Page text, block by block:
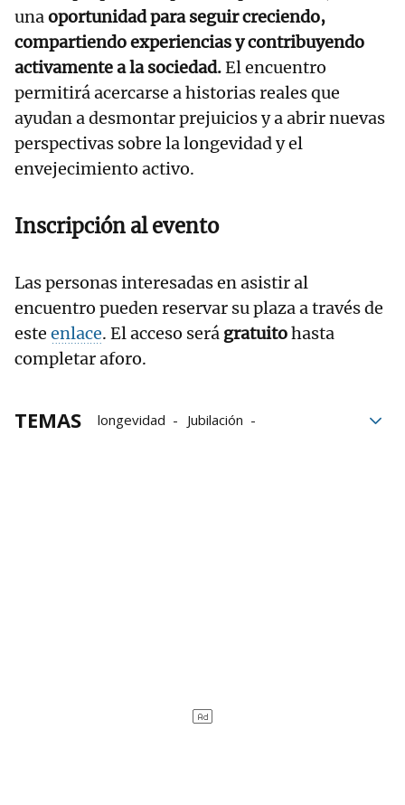
unaoportunidad para seguir creciendo,
compartiendo experiencias y contribuyendo
activamente a la sociedad.El encuentro
permitirá acercarse a historias reales que
ayudan a desmontar prejuicios y a abrir nuevas
perspectivas sobre la longevidad y el
envejecimiento activo.
Inscripción al evento
Las personas interesadas en asistir al
encuentro pueden reservar su plaza a través de
este enlace. El acceso será gratuitohasta
completar aforo.
TEMAS longevidad
Jubilación